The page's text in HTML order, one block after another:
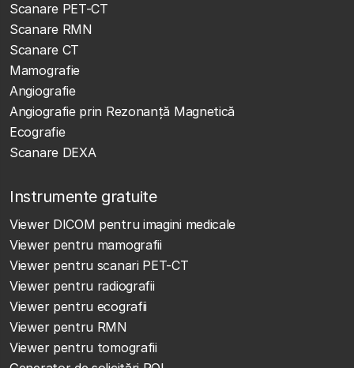
Scanare PET-CT
Scanare RMN
Scanare CT
Mamografie
Angiografie
Angiografie prin Rezonanță Magnetică
Ecografie
Scanare DEXA
Instrumente gratuite
Viewer DICOM pentru imagini medicale
Viewer pentru mamografii
Viewer pentru scanari PET-CT
Viewer pentru radiografii
Viewer pentru ecografii
Viewer pentru RMN
Viewer pentru tomografii